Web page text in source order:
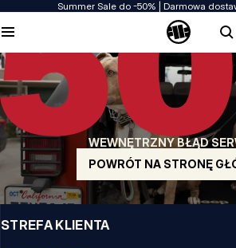
Summer Sale do -50% | Darmowa
WEWNĘTRZNY BŁĄD
POWRÓT NA STRONĘ
JAKOŚĆ TO DLA NAS PRIORYTET
Naszą odzież produkujemy z pasją! Nie idziemy
wytrzymałości, długowieczności materiałów i
US ORIGIN
Nasze korzenie sięgają San Diego z poczatku
surowy, autentyczny i stanowczy.
MARKA Z CHARAKTEREM
Nasze kolekcje wybierają sportowcy, fighterzy i
INFO
STREFA KLIENTA